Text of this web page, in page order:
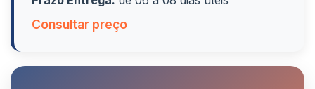
Consultar preço